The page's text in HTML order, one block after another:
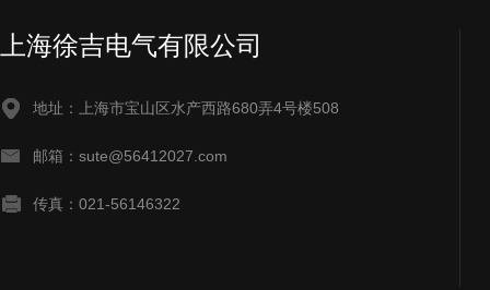
上海徐吉电气有限公司
地址：上海市宝山区水产西路680弄4号楼508
邮箱：sute@56412027.com
传真：021-56146322